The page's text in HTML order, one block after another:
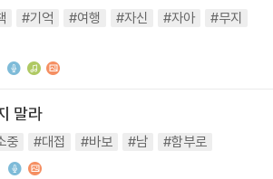
#기억 #여행 #자신 #자아
#무지
말라
중 #대접 #바보 #남 #함부로